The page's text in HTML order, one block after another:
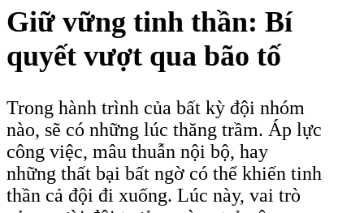
Giữ vững tinh thần: Bí
quyết vượt qua bão tố
Trong hành trình của bất kỳ đội nhóm
nào, sẽ có những lúc thăng trầm. Áp lực
công việc, mâu thuẫn nội bộ, hay
những thất bại bất ngờ có thể khiến tinh
thần cả đội đi xuống. Lúc này, vai trò